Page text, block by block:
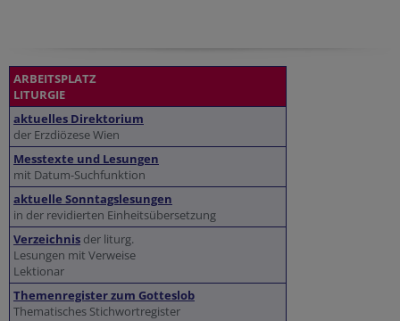
ARBEITSPLATZ
LITURGIE
aktuelles Direktorium
der Erzdiözese Wien
Messtexte und Lesungen
mit Datum-Suchfunktion
aktuelle Sonntagslesungen
in der revidierten Einheitsübersetzung
Verzeichnis der liturg.
Lesungen mit Verweise
Lektionar
Themenregister zum Gotteslob
Thematisches Stichwortregister